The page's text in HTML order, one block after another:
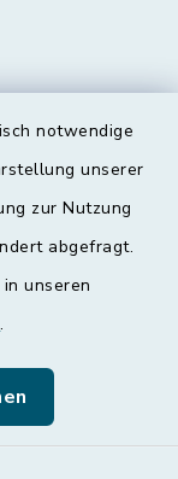
notwendige
unserer
zur Nutzung
abgefragt.
unseren
.